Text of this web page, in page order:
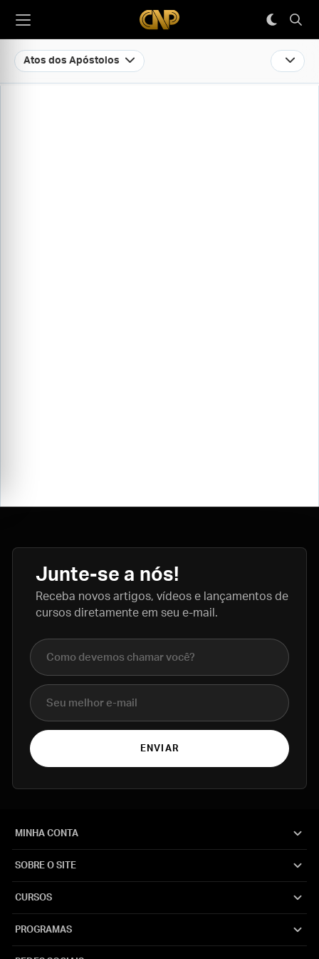
Atos dos Apóstolos
Junte-se a nós!
Receba novos artigos, vídeos e lançamentos de
cursos diretamente em seu e-mail.
Nome completo
E-mail
ENVIAR
MINHA CONTA
SOBRE O SITE
CURSOS
PROGRAMAS